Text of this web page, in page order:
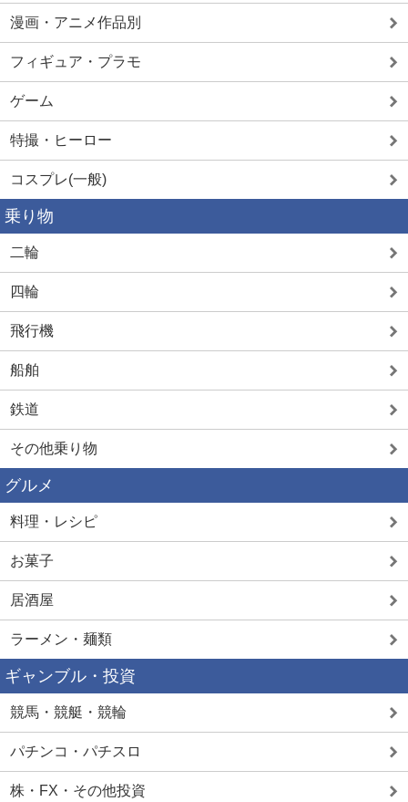
漫画・アニメ作品別
フィギュア・プラモ
ゲーム
特撮・ヒーロー
コスプレ(一般)
乗り物
二輪
四輪
飛行機
船舶
鉄道
その他乗り物
グルメ
料理・レシピ
お菓子
居酒屋
ラーメン・麺類
ギャンブル・投資
競馬・競艇・競輪
パチンコ・パチスロ
株・FX・その他投資